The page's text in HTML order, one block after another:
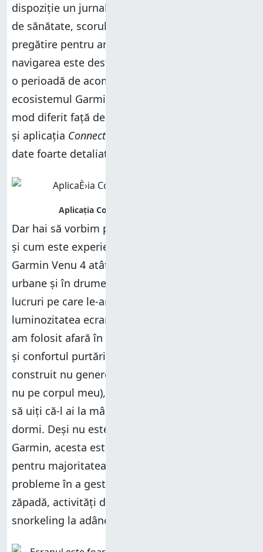
dispoziție un jurnal cu activitățile zilei, metricile
de sănătate, scorul
pregătire pentru antrenamente, etc. Deși
navigarea este destul de intuitivă, ai nevoie de
o perioadă de acomodare, dacă ești nou în
ecosistemul Garmin. Totul este organizat în
mod diferit față de ceea ce oferă alte branduri
și aplicația Connect
date foarte detaliate.
Dar hai să vorbim puțin și despre ceasul în sine
și cum este experiența de utilizare. Am folosit
Garmin Venu 4 atât în casă, cât și în medii
urbane și în drumeții montane. Printre primele
lucruri pe care le-am apreciat au fost
luminozitatea ecranului, inclusiv atunci când l-
am folosit afară în zile însorite de toamnă, cât
și confortul purtării. Materialele din care este
construit nu generează iritații pe piele (cel puțin
nu pe corpul meu), iar greutatea redusă te face
să uiți că-l ai la mână, inclusiv atunci când
dormi. Deși nu este cel mai durabil smartwatch
Garmin, acesta este suficient de rezistent
pentru majoritatea utilizatorilor, neavând
probleme în a gestiona stropi de ploaie,
zăpadă, activități de înot în piscină ori
snorkeling la adâncimi mici.